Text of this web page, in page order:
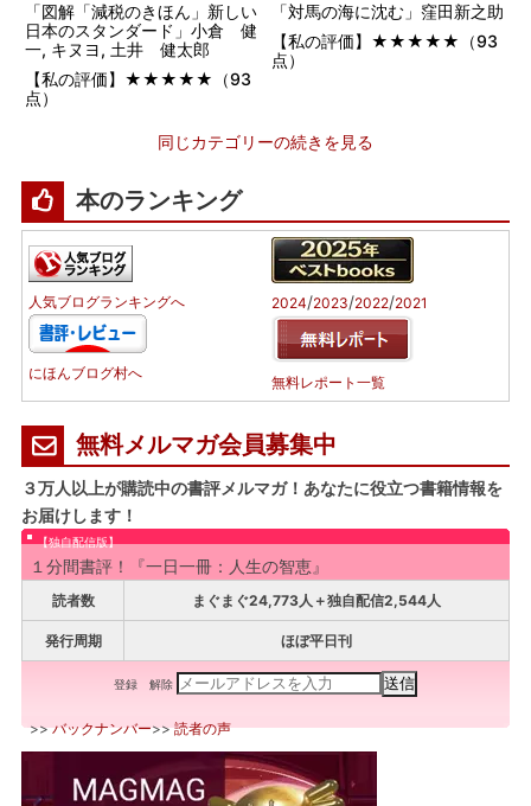
「図解「減税のきほん」新しい
日本のスタンダード」小倉 健
一, キヌヨ, 土井 健太郎
【私の評価】★★★★★（93
点）
「対馬の海に沈む」窪田新之助
【私の評価】★★★★★（93
点）
同じカテゴリーの続きを見る
本のランキング
人気ブログランキングへ
にほんブログ村へ
2024/2023/2022/2021
無料レポート一覧
無料メルマガ会員募集中
３万人以上が購読中の書評メルマガ！あなたに役立つ書籍情報を
お届けします！
【独自配信版】
１分間書評！『一日一冊：人生の智恵』
読者数 まぐまぐ24,773人＋独自配信2,544人
発行周期 ほぼ平日刊
登録 解除
>>バックナンバー>>読者の声